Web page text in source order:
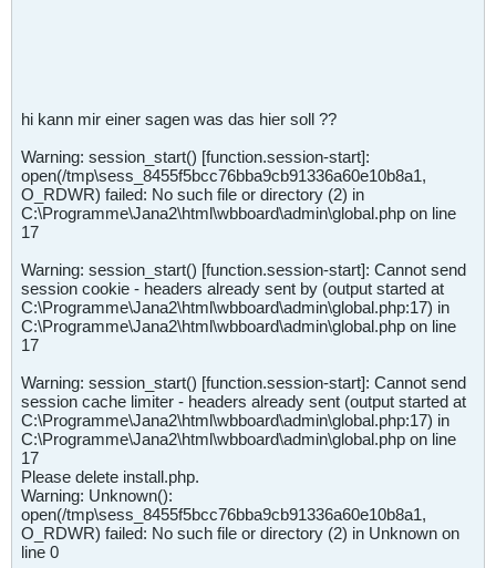
hi kann mir einer sagen was das hier soll ??
Warning: session_start() [function.session-start]:
open(/tmp\sess_8455f5bcc76bba9cb91336a60e10b8a1,
O_RDWR) failed: No such file or directory (2) in
C:\Programme\Jana2\html\wbboard\admin\global.php on line
17
Warning: session_start() [function.session-start]: Cannot send
session cookie - headers already sent by (output started at
C:\Programme\Jana2\html\wbboard\admin\global.php:17) in
C:\Programme\Jana2\html\wbboard\admin\global.php on line
17
Warning: session_start() [function.session-start]: Cannot send
session cache limiter - headers already sent (output started at
C:\Programme\Jana2\html\wbboard\admin\global.php:17) in
C:\Programme\Jana2\html\wbboard\admin\global.php on line
17
Please delete install.php.
Warning: Unknown():
open(/tmp\sess_8455f5bcc76bba9cb91336a60e10b8a1,
O_RDWR) failed: No such file or directory (2) in Unknown on
line 0